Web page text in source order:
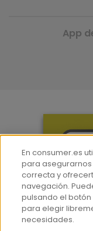
App
En consumer.es
para
correcta y
navegación.
pulsando el
para elegir
necesidades.